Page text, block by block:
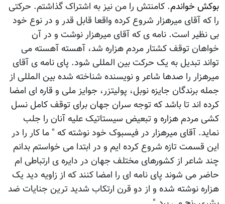
بوکش خواندم. کامنتش را من نیز به اشتراک گذاشتم. حرکتی
را که آقای میرهزار شروع کرده واقعا قابل قدر و در نوع خود
بی نظیر است. نامه ی که آقای میرهزار نوشت و در آن
خواهان توقف کشتار مردم هزاره شد، آهسته آهسته می
تواند تبدیل به یک حرکت بین المللی شود. پای نامه ی آقای
میرهزار را صدها شاعر و نویسنده شناخته شده بین المللی از
جمله برندگان جایزه نوبل، پولیتزر، جوایز ملی و قاره ای امضا
کرده اند تا باشد که توجه سران جهان برای توقف کامل نسل
کشی مردم هزاره و تبعیض سیستاتیک علیه آنان را جلب
نماید. آقای میرهزار در فیسبوک خود نوشته که " ما کار را در
این قسمت تازه شروع کرده ایم و در ابتدا می خواستم بدانم
چند شاعر از کشورهای مختلف جهان در دایره ی ارتباطی ام
حاضر می شوند پای نامه ای را امضا کنند که از زاویه دید یک
هزاره نوشته شده و از دو قرن ارتکاب شدید ترین جنایات ضد